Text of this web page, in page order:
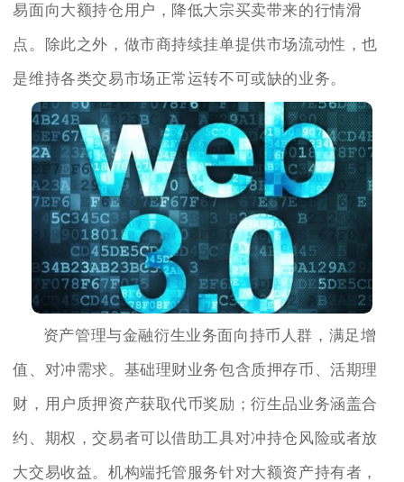
易面向大额持仓用户，降低大宗买卖带来的行情滑
点。除此之外，做市商持续挂单提供市场流动性，也
是维持各类交易市场正常运转不可或缺的业务。
资产管理与金融衍生业务面向持币人群，满足增
值、对冲需求。基础理财业务包含质押存币、活期理
财，用户质押资产获取代币奖励；衍生品业务涵盖合
约、期权，交易者可以借助工具对冲持仓风险或者放
大交易收益。机构端托管服务针对大额资产持有者，